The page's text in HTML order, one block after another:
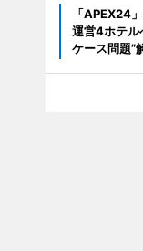
「APEX24
運営4ホテ
ケース問題”